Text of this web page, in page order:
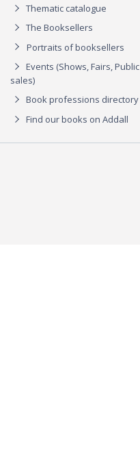
Thematic catalogue
The Booksellers
Portraits of booksellers
Events (Shows, Fairs, Public
sales)
Book professions directory
Find our books on Addall